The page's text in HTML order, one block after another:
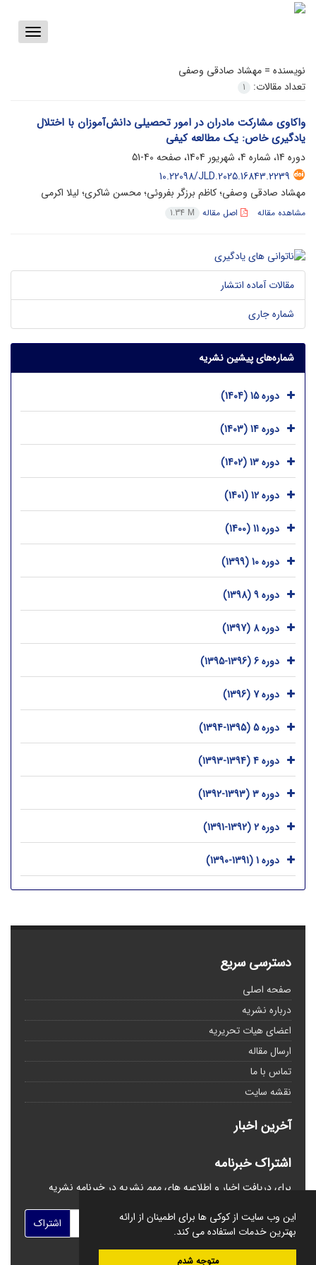
این وب سایت از کوکی ها برای اطمینان از ارائه
بهترین خدمات استفاده می کند.
متوجه شدم
Toggle
نویسنده = مهشاد صادقی وصفی
تعداد مقالات:
1
واکاوی مشارکت مادران در امور تحصیلی دانش‌آموزان با اختلال
یادگیری خاص: یک مطالعه کیفی
دوره 14، شماره 4، شهریور 1404، صفحه
40-51
10.22098/JLD.2025.16843.2239
مهشاد صادقی وصفی؛ کاظم برزگر بفروئی؛ محسن شاکری؛ لیلا اکرمی
مشاهده مقاله اصل مقاله 1.34 M
مقالات آماده انتشار
شماره جاری
شماره‌های پیشین نشریه
دوره 15 (1404)
دوره 14 (1403)
دوره 13 (1402)
دوره 12 (1401)
دوره 11 (1400)
دوره 10 (1399)
دوره 9 (1398)
دوره 8 (1397)
دوره 6 (1396-1395)
دوره 7 (1396)
دوره 5 (1395-1394)
دوره 4 (1394-1393)
دوره 3 (1393-1392)
دوره 2 (1392-1391)
دوره 1 (1391-1390)
دسترسی سریع
صفحه اصلی
درباره نشریه
اعضای هیات تحریریه
ارسال مقاله
تماس با ما
نقشه سایت
آخرین اخبار
اشتراک خبرنامه
برای دریافت اخبار و اطلاعیه های مهم نشریه در خبرنامه نشریه
اشتراک